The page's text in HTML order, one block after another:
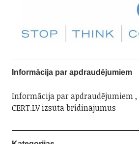
Informācija par apdraudējumiem
Informācija par apdraudējumiem,
CERT.LV izsūta brīdinājumus